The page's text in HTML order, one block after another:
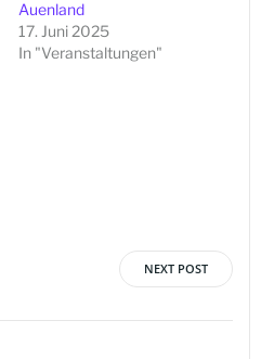
Auenland
17. Juni 2025
In "Veranstaltungen"
NEXT POST